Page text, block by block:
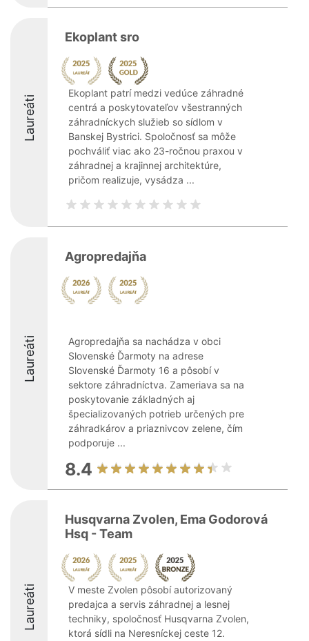
Laureáti
Ekoplant sro
Ekoplant patrí medzi vedúce záhradné
centrá a poskytovateľov všestranných
záhradníckych služieb so sídlom v
Banskej Bystrici. Spoločnosť sa môže
pochváliť viac ako 23-ročnou praxou v
záhradnej a krajinnej architektúre,
pričom realizuje, vysádza ...
Laureáti
Agropredajňa
Agropredajňa sa nachádza v obci
Slovenské Ďarmoty na adrese
Slovenské Ďarmoty 16 a pôsobí v
sektore záhradníctva. Zameriava sa na
poskytovanie základných aj
špecializovaných potrieb určených pre
záhradkárov a priaznivcov zelene, čím
podporuje ...
8.4
Laureáti
Husqvarna Zvolen, Ema Godorová
Hsq - Team
V meste Zvolen pôsobí autorizovaný
predajca a servis záhradnej a lesnej
techniky, spoločnosť Husqvarna Zvolen,
ktorá sídli na Neresníckej ceste 12.